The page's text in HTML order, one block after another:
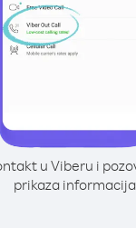
u Viberu i
prikaza informacija